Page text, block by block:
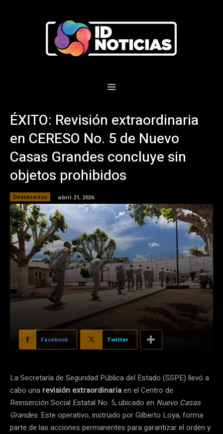
ÉXITO: Revisión extraordinaria
en CERESO No. 5 de Nuevo
Casas Grandes concluye sin
objetos prohibidos
Destacados abril 21, 2026
Facebook Twitter
La Secretaría de Seguridad Pública del Estado (SSPE) llevó a
cabo una revisión extraordinariaen el Centro de
Reinserción Social Estatal No. 5, ubicado en Nuevo Casas
Grandes. Este operativo, instruido por Gilberto Loya, forma
parte de las acciones permanentes para garantizar el orden y